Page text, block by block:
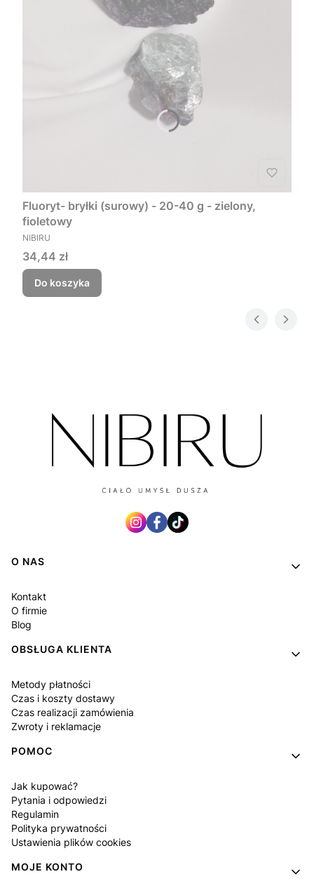
Fluoryt- bryłki (surowy) - 20-40 g - zielony,
fioletowy
PRODUCENT
NIBIRU
Cena
34,44 zł
Do koszyka
Linki w stopce
O NAS
Kontakt
O firmie
Blog
OBSŁUGA KLIENTA
Metody płatności
Czas i koszty dostawy
Czas realizacji zamówienia
Zwroty i reklamacje
POMOC
Jak kupować?
Pytania i odpowiedzi
Regulamin
Polityka prywatności
Ustawienia plików cookies
MOJE KONTO